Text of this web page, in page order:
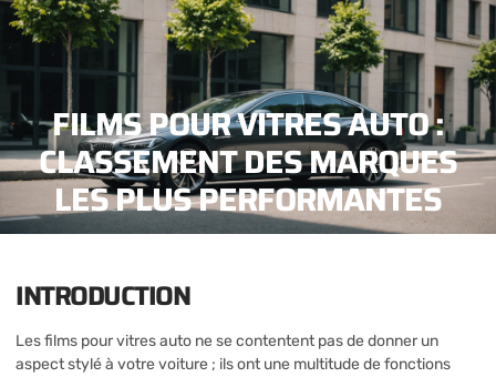
FILMS POUR VITRES AUTO :
CLASSEMENT DES MARQUES
LES PLUS PERFORMANTES
INTRODUCTION
Les films pour vitres auto ne se contentent pas de donner un
aspect stylé à votre voiture ; ils ont une multitude de fonctions